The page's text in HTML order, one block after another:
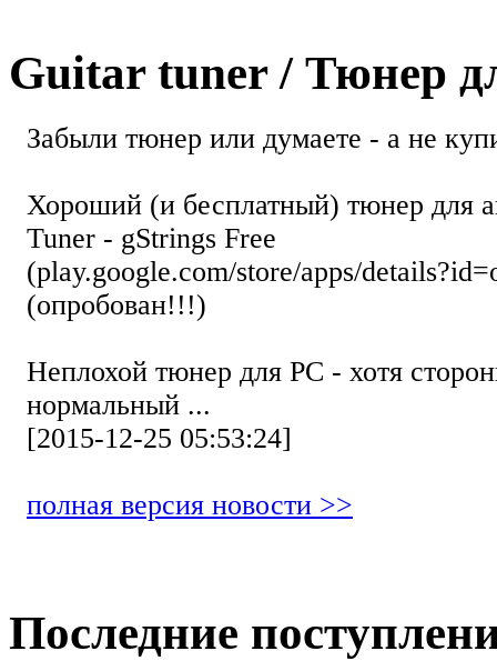
Guitar tuner / Тюнер
Забыли тюнер или думаете - а не
Хороший (и бесплатный) тюнер для
Tuner - gStrings Free
(play.google.com/store/apps/
(опробован!!!)
Неплохой тюнер для РС - хотя
нормальный ...
[2015-12-25 05:53:24]
полная версия новости >>
Последние